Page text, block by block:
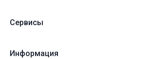
Сервисы
Информация